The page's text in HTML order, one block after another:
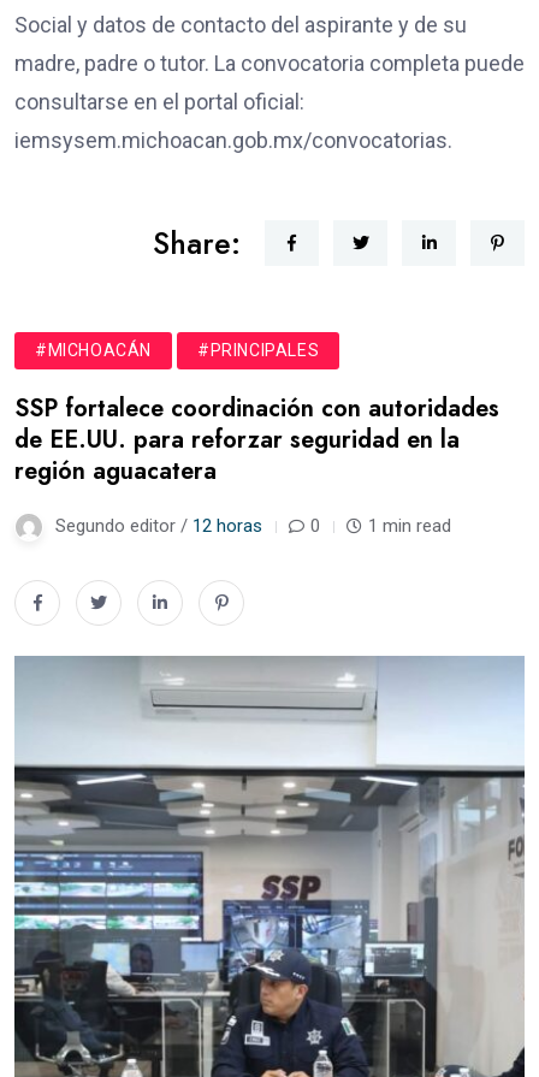
Social y datos de contacto del aspirante y de su
madre, padre o tutor. La convocatoria completa puede
consultarse en el portal oficial:
iemsysem.michoacan.gob.mx/convocatorias.
Share:
#MICHOACÁN #PRINCIPALES
SSP fortalece coordinación con autoridades
de EE.UU. para reforzar seguridad en la
región aguacatera
Segundo editor / 12 horas 0 1 min read